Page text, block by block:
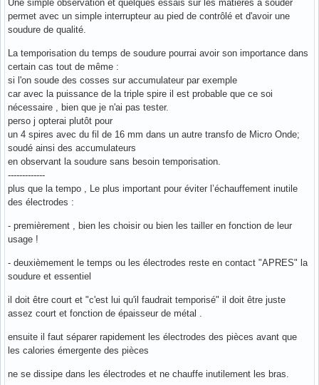
Une simple observation et quelques essais sur les matières a souder
permet avec un simple interrupteur au pied de contrôlé et d'avoir une
soudure de qualité.
La temporisation du temps de soudure pourrai avoir son importance dans
certain cas tout de même :
si l'on soude des cosses sur accumulateur par exemple
car avec la puissance de la triple spire il est probable que ce soi
nécessaire , bien que je n'ai pas tester.
perso j opterai plutôt pour
un 4 spires avec du fil de 16 mm dans un autre transfo de Micro Onde;
soudé ainsi des accumulateurs
en observant la soudure sans besoin temporisation.
-------------
plus que la tempo , Le plus important pour éviter l’échauffement inutile
des électrodes :
- premièrement , bien les choisir ou bien les tailler en fonction de leur
usage !
- deuxièmement le temps ou les électrodes reste en contact "APRES" la
soudure et essentiel
il doit être court et "c'est lui qu'il faudrait temporisé" il doit être juste
assez court et fonction de épaisseur de métal .
ensuite il faut séparer rapidement les électrodes des pièces avant que
les calories émergente des pièces
ne se dissipe dans les électrodes et ne chauffe inutilement les bras.